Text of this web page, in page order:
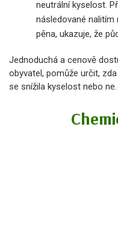
neutrální kyselost.
následované nalitím
pěna, ukazuje, že
Jednoduchá a cenově
obyvatel, pomůže určit,
se snížila kyselost nebo ne.